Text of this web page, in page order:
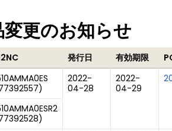
更のお知らせ
発行日 有効期限
)
2022-
04-28
2022-
04-29
)